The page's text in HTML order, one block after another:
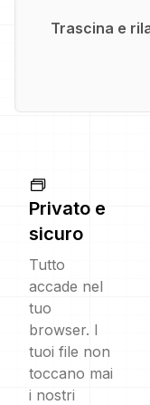
Trascina e
Privato e
sicuro
Tutto
accade nel
tuo
browser. I
tuoi file non
toccano mai
i nostri